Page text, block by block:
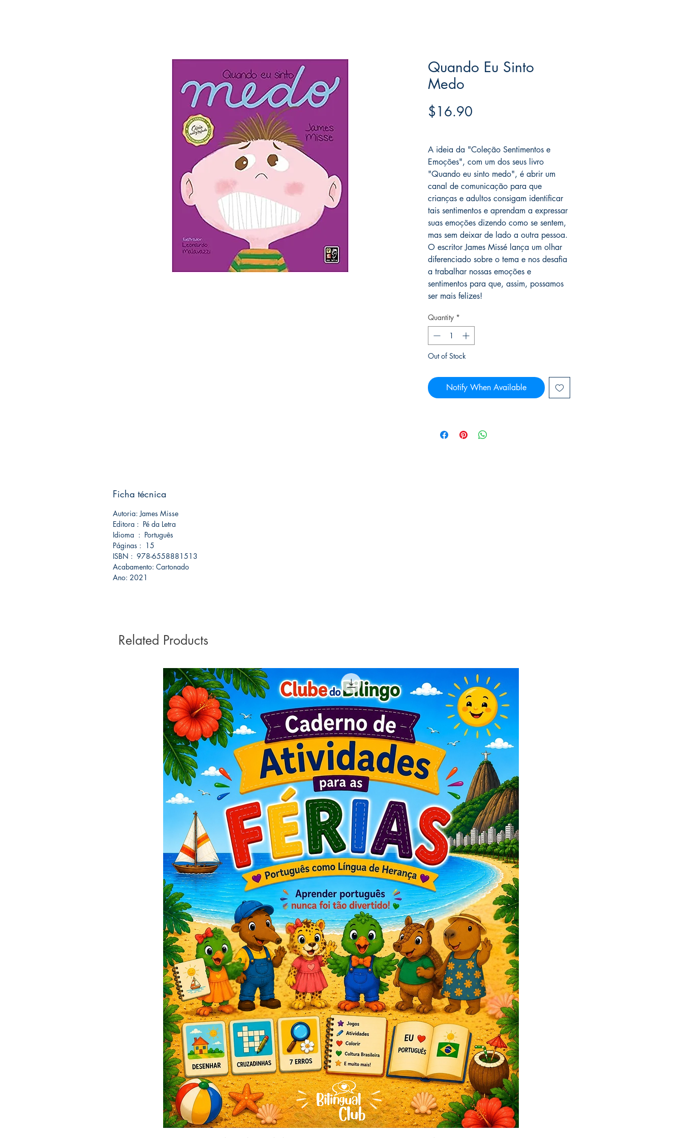
Quando Eu Sinto
Medo
$16.90
A ideia da "Coleção Sentimentos e
Emoções", com um dos seus livro
"Quando eu sinto medo", é abrir um
canal de comunicação para que
crianças e adultos consigam identificar
tais sentimentos e aprendam a expressar
suas emoções dizendo como se sentem,
mas sem deixar de lado a outra pessoa.
O escritor James Missé lança um olhar
diferenciado sobre o tema e nos desafia
a trabalhar nossas emoções e
sentimentos para que, assim, possamos
ser mais felizes!
Quantity *
Out of Stock
Notify When Available
Ficha técnica
Autoria: James Misse
Editora ‏: ‎ Pé da Letra
Idioma : ‎ Português
Páginas : ‎ 15
ISBN ‏: ‎ 978-6558881513
Acabamento: Cartonado
Ano: 2021
Related Products